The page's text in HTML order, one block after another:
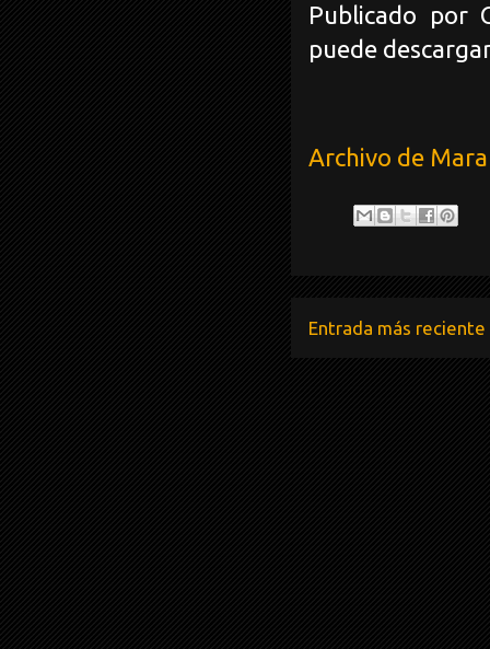
Publicado por
puede
Archivo de
Entrada más reciente